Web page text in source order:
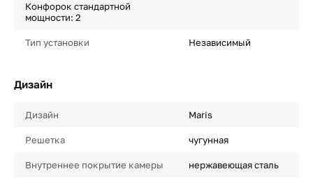
Конфорок стандартной
мощности: 2
Тип установки Независимый
Дизайн
Дизайн Maris
Решетка чугунная
Внутреннее покрытие камеры нержавеющая сталь